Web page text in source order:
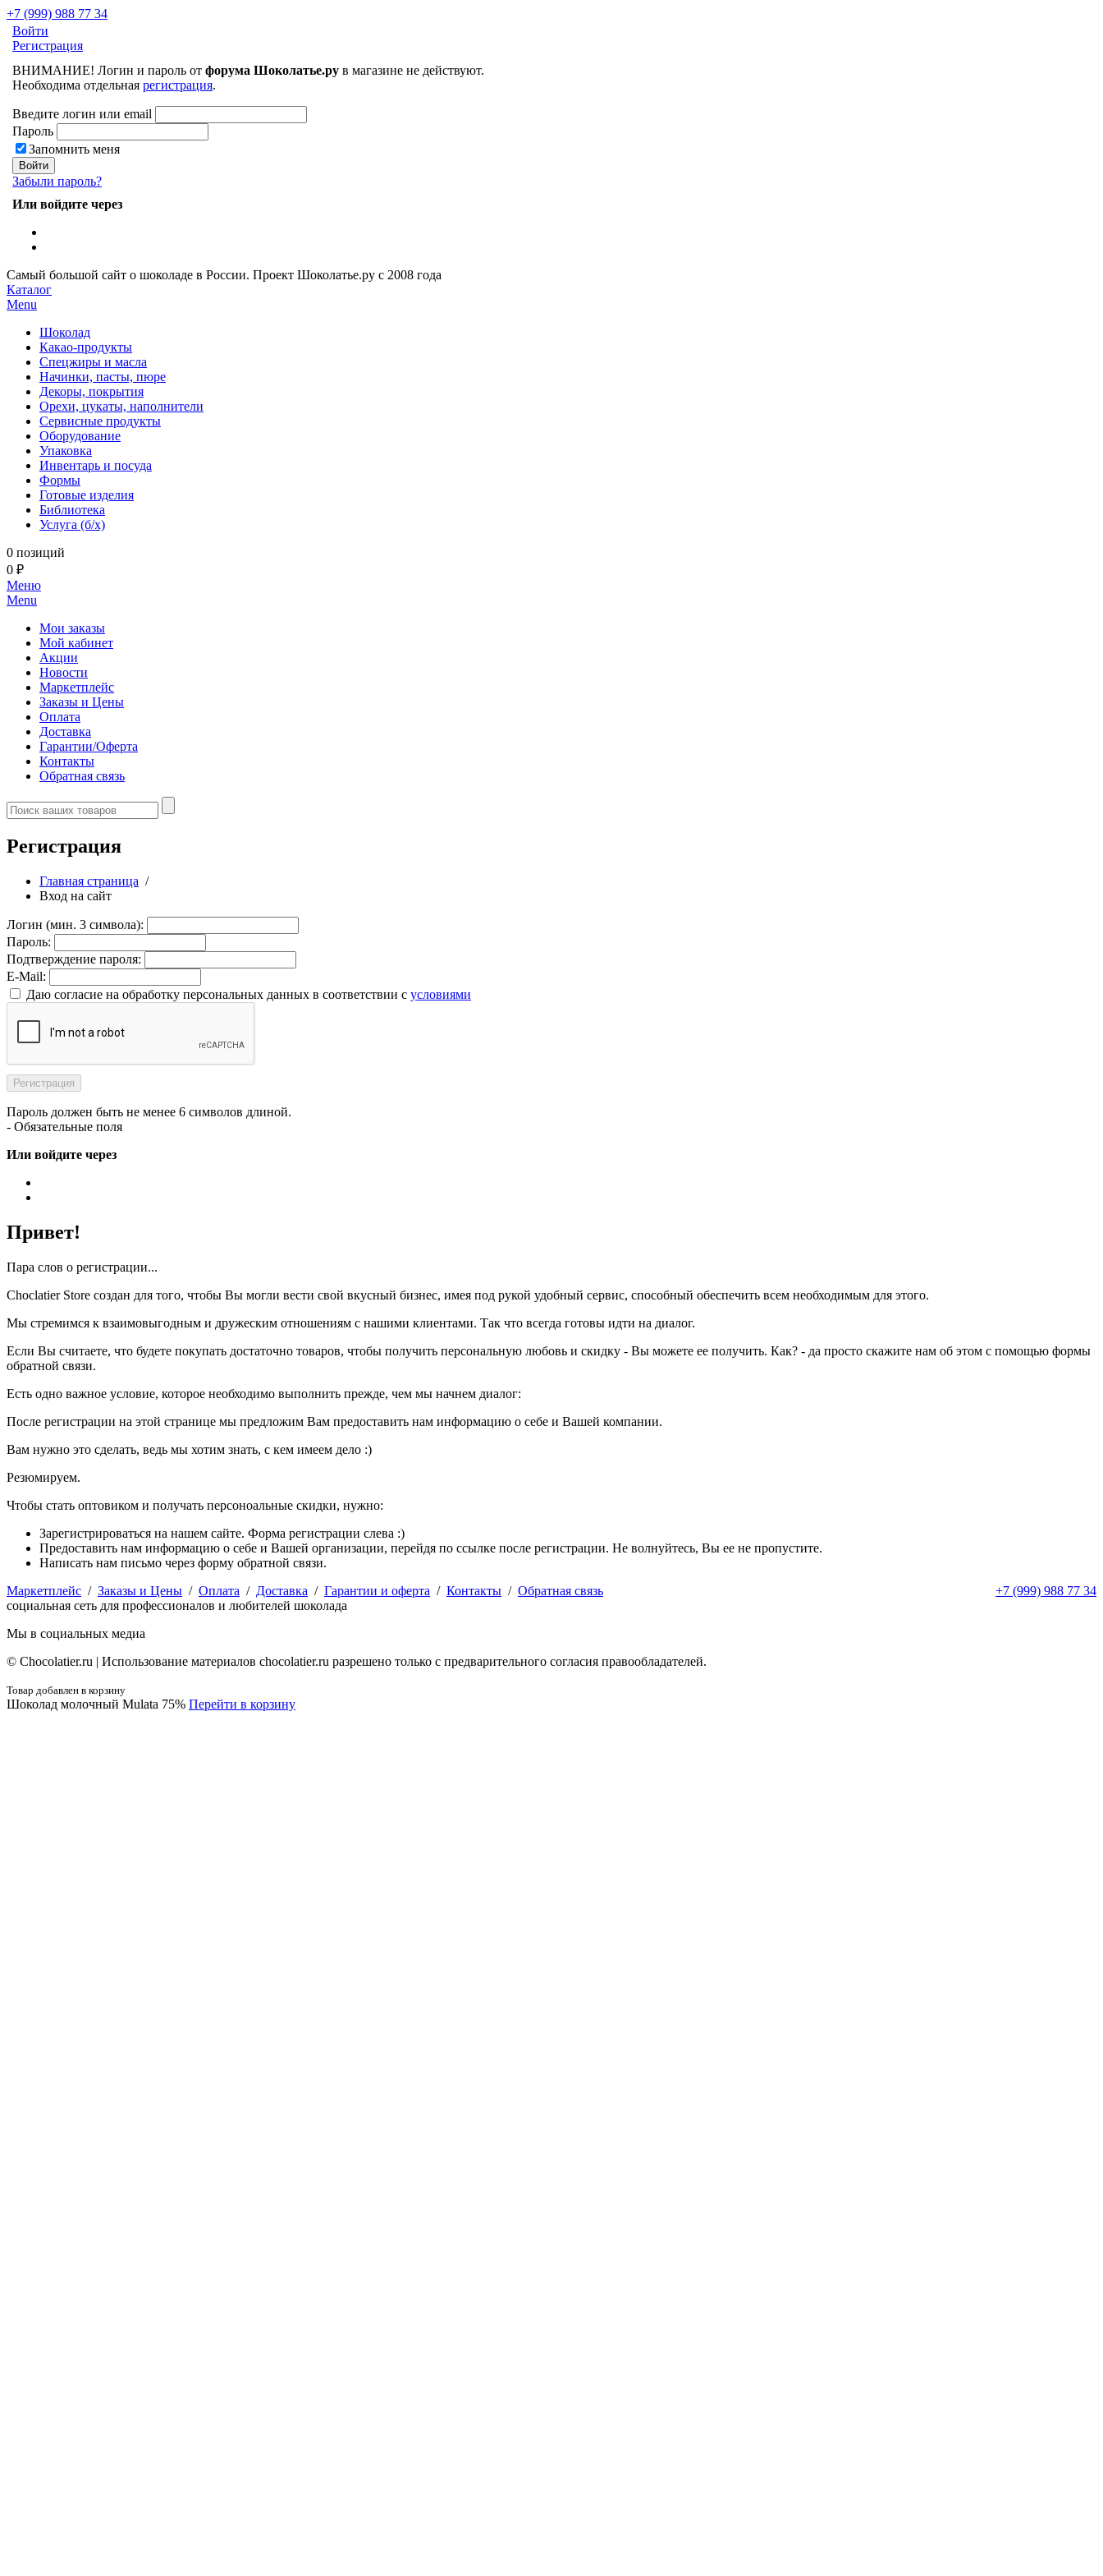
+7 (999) 988 77 34
Войти
Регистрация
ВНИМАНИЕ! Логин и пароль от форума Шоколатье.ру в магазине не действуют.
Необходима отдельная регистрация.
Введите логин или email
Пароль
Запомнить меня
Забыли пароль?
Или войдите через
Самый большой сайт о шоколаде в России. Проект Шоколатье.ру с 2008 года
Каталог
Menu
Шоколад
Какао-продукты
Спецжиры и масла
Начинки, пасты, пюре
Декоры, покрытия
Орехи, цукаты, наполнители
Сервисные продукты
Оборудование
Упаковка
Инвентарь и посуда
Формы
Готовые изделия
Библиотека
Услуга (б/х)
0 позиций
0 ₽
Меню
Menu
Мои заказы
Мой кабинет
Акции
Новости
Маркетплейс
Заказы и Цены
Оплата
Доставка
Гарантии/Оферта
Контакты
Обратная связь
Регистрация
Главная страница /
Вход на сайт
Логин (мин. 3 символа):
Пароль:
Подтверждение пароля:
E-Mail:
Даю согласие на обработку персональных данных в соответствии с условиями
Пароль должен быть не менее 6 символов длиной.
- Обязательные поля
Или войдите через
Привет!
Пара слов о регистрации...
Choclatier Store создан для того, чтобы Вы могли вести свой вкусный бизнес, имея под рукой удобный сервис, способный обеспечить всем необходимым для этого.
Мы стремимся к взаимовыгодным и дружеским отношениям с нашими клиентами. Так что всегда готовы идти на диалог.
Если Вы считаете, что будете покупать достаточно товаров, чтобы получить персональную любовь и скидку - Вы можете ее получить. Как? - да просто скажите нам об этом с помощью формы
обратной связи.
Есть одно важное условие, которое необходимо выполнить прежде, чем мы начнем диалог:
После регистрации на этой странице мы предложим Вам предоставить нам информацию о себе и Вашей компании.
Вам нужно это сделать, ведь мы хотим знать, с кем имеем дело :)
Резюмируем.
Чтобы стать оптовиком и получать персоноальные скидки, нужно:
Зарегистрироваться на нашем сайте. Форма регистрации слева :)
Предоставить нам информацию о себе и Вашей организации, перейдя по ссылке после регистрации. Не волнуйтесь, Вы ее не пропустите.
Написать нам письмо через форму обратной связи.
+7 (999) 988 77 34
Маркетплейс / Заказы и Цены / Оплата / Доставка / Гарантии и оферта / Контакты / Обратная связь
социальная сеть для профессионалов и любителей шоколада
Мы в социальных медиа
© Сhocolatier.ru | Использование материалов chocolatier.ru разрешено только с предварительного согласия правообладателей.
Товар добавлен в корзину
Шоколад молочный Mulata 75% Перейти в корзину